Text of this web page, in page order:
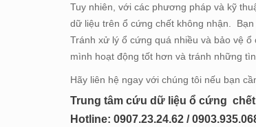
Tuy nhiên, với các phương pháp và kỹ
dữ liệu trên ổ cứng chết không nhận.
Tránh xử lý ổ cứng quá nhiều và bảo vệ
mình hoạt động tốt hơn và tránh những
Hãy liên hệ ngay với chúng tôi nếu bạn
Trung tâm cứu dữ liệu ổ cứng chết
Hotline: 0907.23.24.62 /